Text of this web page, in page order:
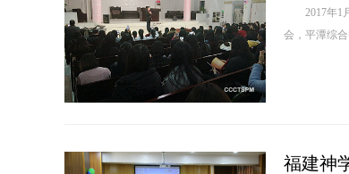
2017年1月
会，平潭综
福建神